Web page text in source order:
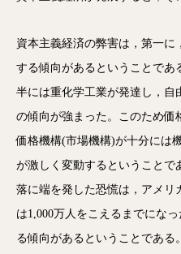
資本主義経済の弊害は，第一
する傾向があるということであ
半には重化学工業が発達し，自
の傾向が強まった。このため価
価格機構(市場機構)が十分には
が激しく変動するということで
落に端を発した恐慌は，アメリ
は1,000万人をこえるまでにな
る傾向があるということであ